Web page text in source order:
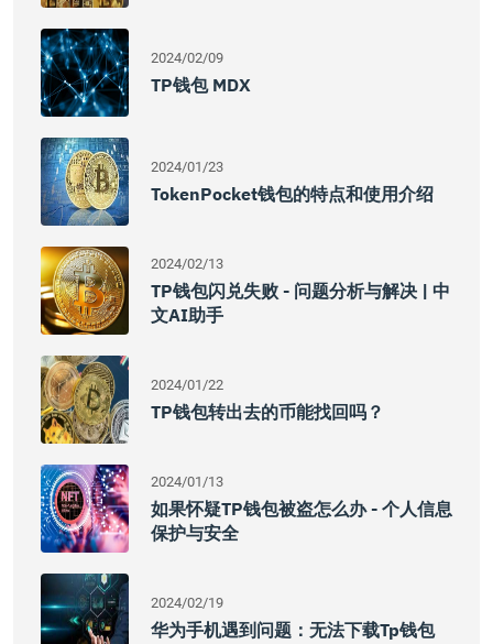
2024/02/09
TP钱包 MDX
2024/01/23
TokenPocket钱包的特点和使用介绍
2024/02/13
TP钱包闪兑失败 - 问题分析与解决 | 中
文AI助手
2024/01/22
TP钱包转出去的币能找回吗？
2024/01/13
如果怀疑TP钱包被盗怎么办 - 个人信息
保护与安全
2024/02/19
华为手机遇到问题：无法下载tp钱包